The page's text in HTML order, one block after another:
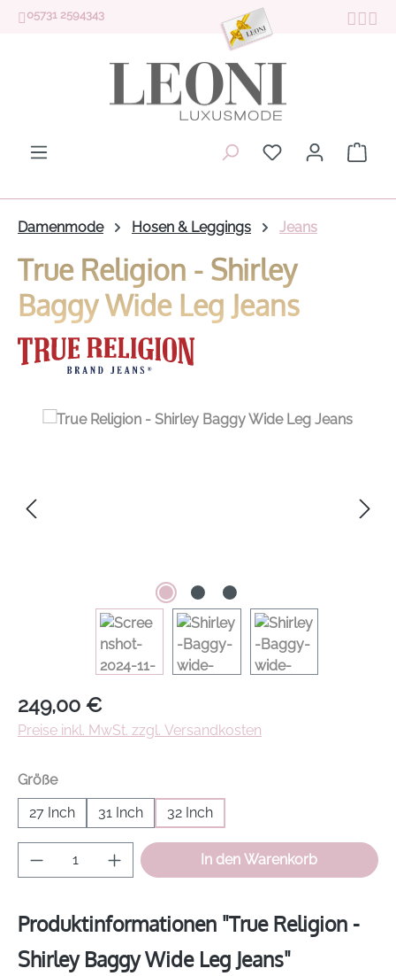
Zum Hauptinhalt springen
05731 2594343
Du hast 0
Damenmode Hosen & Leggings Jeans
True Religion - Shirley
Baggy Wide Leg Jeans
Regulärer Preis:
249,00 €
Preise inkl. MwSt. zzgl. Versandkosten
Größeauswählen
27 Inch
31 Inch 32 Inch
Produkt Anzahl: Gib den gewünschten
In den Warenkorb
Produktinformationen "True Religion -
Shirley Baggy Wide Leg Jeans"